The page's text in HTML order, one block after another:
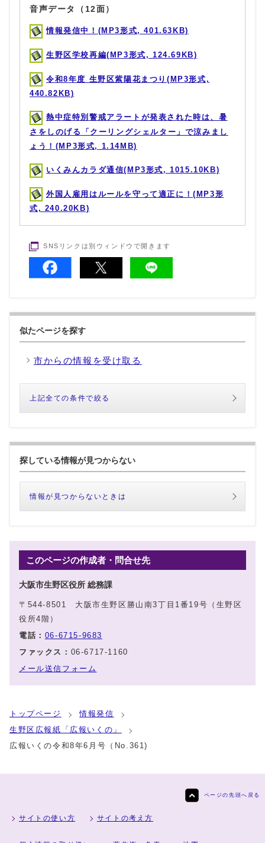
音声データ（12面）
情報発信中！(MP3形式, 401.63KB)
生野区学校再編(MP3形式, 124.69KB)
令和8年度 生野区紫陽花まつり(MP3形式,
440.82KB)
熱中症特別警戒アラートが発表された時は、暑
さをしのげる「クーリングシェルター」で涼みまし
ょう！(MP3形式, 1.14MB)
いくみんカラダ通信(MP3形式, 1015.10KB)
外国人雇用はルールを守って適正に！(MP3形
式, 240.20KB)
SNSリンクは別ウィンドウで開きます
似たページを探す
市からの情報を受け取る
上記全ての条件で絞る
探している情報が見つからない
情報が見つからないときは
このページの作成者・問合せ先
大阪市生野区役所 総務課
〒544-8501 大阪市生野区勝山南3丁目1番19号（生野区
役所4階）
電話： 06-6715-9683
ファックス： 06-6717-1160
メール送信フォーム
トップページ
情報発信
生野区広報紙「広報いくの」
広報いくの令和8年6月号（No.361)
ページの先頭へ戻る
サイトの使い方 サイトの考え方